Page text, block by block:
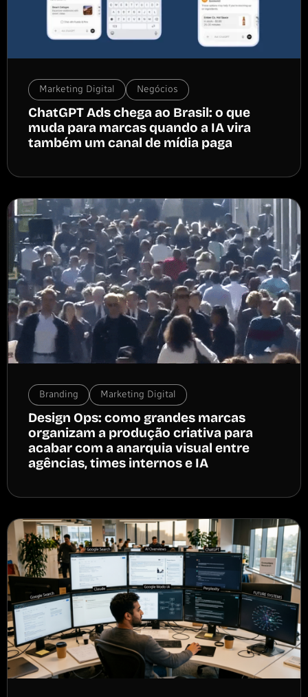
Marketing Digital Negócios
ChatGPT Ads chega ao Brasil: o que
muda para marcas quando a IA vira
também um canal de mídia paga
Branding Marketing Digital
Design Ops: como grandes marcas
organizam a produção criativa para
acabar com a anarquia visual entre
agências, times internos e IA